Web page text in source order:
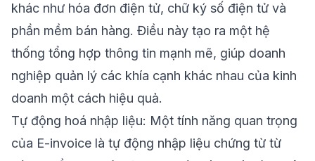
khác như hóa đơn điện tử, chữ ký số điện tử và
phần mềm bán hàng. Điều này tạo ra một hệ
thống tổng hợp thông tin mạnh mẽ, giúp doanh
nghiệp quản lý các khía cạnh khác nhau của kinh
doanh một cách hiệu quả.
Tự động hoá nhập liệu: Một tính năng quan trọng
của E-invoice là tự động nhập liệu chứng từ từ